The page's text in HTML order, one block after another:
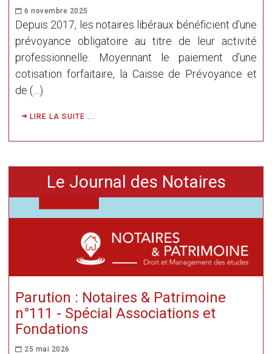
6 novembre 2025
Depuis 2017, les notaires libéraux bénéficient d’une
prévoyance obligatoire au titre de leur activité
professionnelle. Moyennant le paiement d’une
cotisation forfaitaire, la Caisse de Prévoyance et
de (…)
LIRE LA SUITE ...
Le Journal des Notaires
Parution : Notaires & Patrimoine
n°111 - Spécial Associations et
Fondations
25 mai 2026